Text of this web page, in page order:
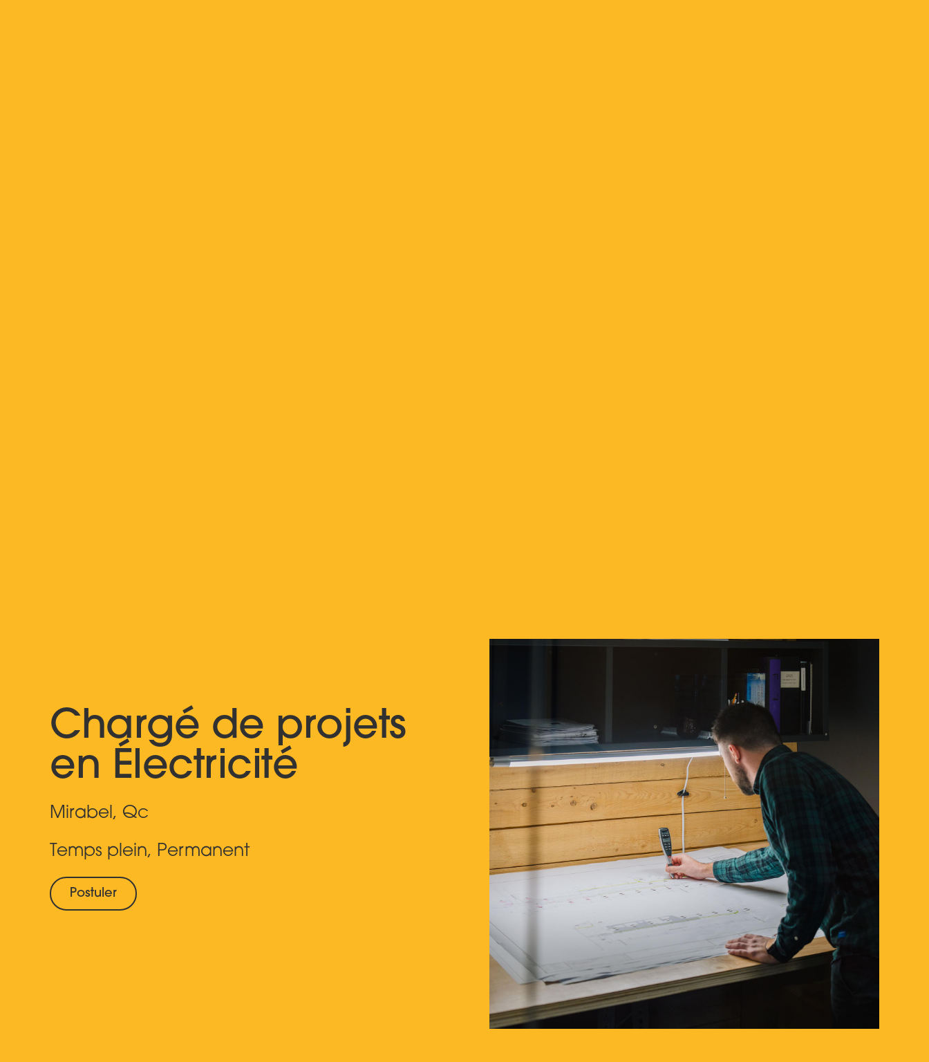
Chargé de projets
en Électricité
Mirabel, Qc
Temps plein, Permanent
Postuler